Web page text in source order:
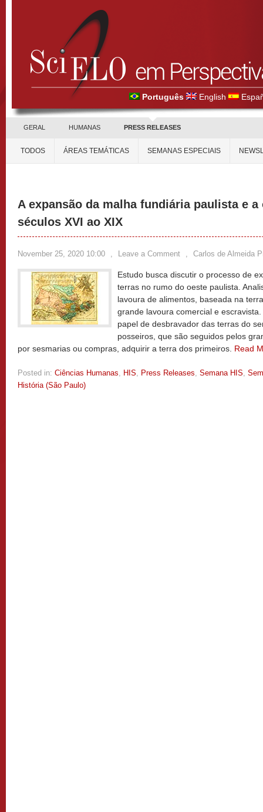
Português English
GERAL HUMANAS PRESS RELEASES
TODOS ÁREAS TEMÁTICAS SEMANAS ESPECIAIS
A expansão da malha fundiária paulista e
séculos XVI ao XIX
November 25, 2020 10:00 , Leave a Comment , Carlos de Almeida
Estudo busca discutir o processo de
terras no rumo do oeste paulista.
lavoura de alimentos, baseada na
grande lavoura comercial e
papel de desbravador das terras do
posseiros, que são seguidos pelos
por sesmarias ou compras, adquirir a terra dos primeiros. Read
Posted in: Ciências Humanas, HIS, Press Releases, Semana HIS,
História (São Paulo)